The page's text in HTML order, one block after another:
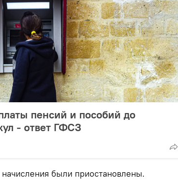
пенсий и пособий до
- ответ ГФСЗ
были приостановлены.